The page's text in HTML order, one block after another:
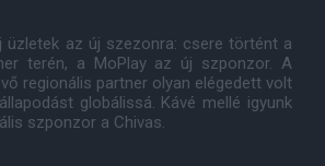
üzletek az új szezonra: csere történt a
terén, a MoPlay az új szponzor. A
regionális partner olyan elégedett volt
globálissá. Kávé mellé igyunk
szponzor a Chivas.